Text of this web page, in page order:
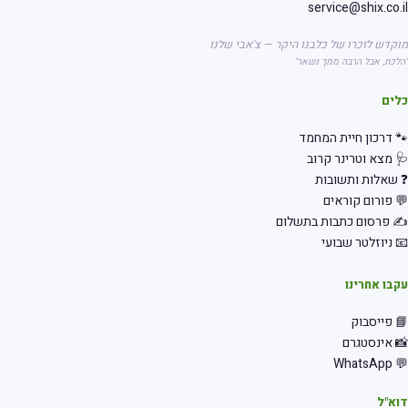
לזכרו של כלבנו היקר — צ'אבי שלנו
אבל הרבה ממך נשאר"
דרכון חיית המחמד
מצא וטרינר קרוב
שאלות ותשובות
פורום קוראים
פרסום כתבות בתשלום
ניוזלטר שבועי
אחרינו
פייסבוק
אינסטגרם
💬